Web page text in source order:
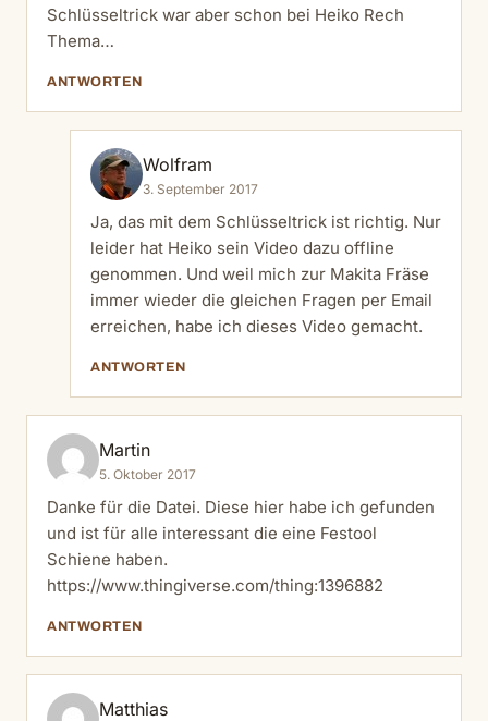
Schlüsseltrick war aber schon bei Heiko Rech
Thema…
ANTWORTEN
Wolfram
3. September 2017
Ja, das mit dem Schlüsseltrick ist richtig. Nur
leider hat Heiko sein Video dazu offline
genommen. Und weil mich zur Makita Fräse
immer wieder die gleichen Fragen per Email
erreichen, habe ich dieses Video gemacht.
ANTWORTEN
Martin
5. Oktober 2017
Danke für die Datei. Diese hier habe ich gefunden
und ist für alle interessant die eine Festool
Schiene haben.
https://www.thingiverse.com/thing:1396882
ANTWORTEN
Matthias